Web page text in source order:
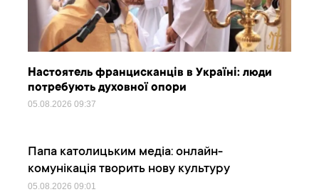
Настоятель францисканців в Україні: люди
потребують духовної опори
05.08.202609:37
Папа католицьким медіа: онлайн-
комунікація творить нову культуру
05.08.202609:01